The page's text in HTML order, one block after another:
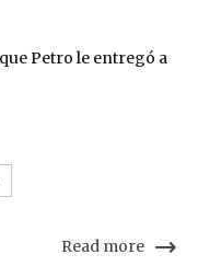
Petro le entregó a
Read more